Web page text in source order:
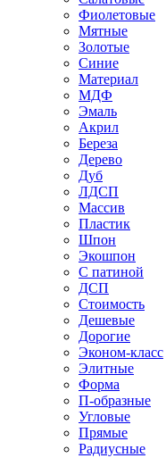
Фиолетовые
Мятные
Золотые
Синие
Материал
МДФ
Эмаль
Акрил
Береза
Дерево
Дуб
ЛДСП
Массив
Пластик
Шпон
Экошпон
С патиной
ДСП
Стоимость
Дешевые
Дорогие
Эконом-класс
Элитные
Форма
П-образные
Угловые
Прямые
Радиусные